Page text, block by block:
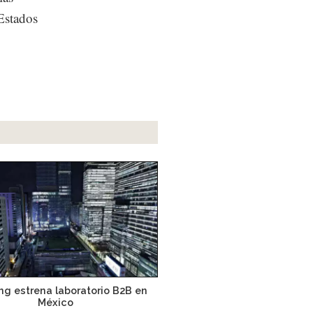
estrena laboratorio B2B en
México